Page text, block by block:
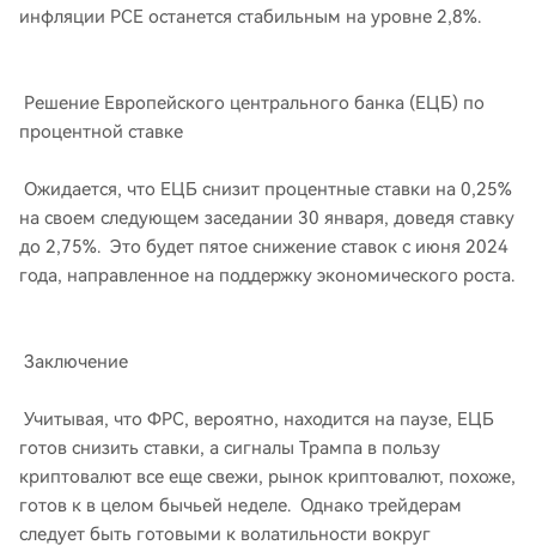
инфляции PCE останется стабильным на уровне 2,8%.
Решение Европейского центрального банка (ЕЦБ) по
процентной ставке
Ожидается, что ЕЦБ снизит процентные ставки на 0,25%
на своем следующем заседании 30 января, доведя ставку
до 2,75%. Это будет пятое снижение ставок с июня 2024
года, направленное на поддержку экономического роста.
Заключение
Учитывая, что ФРС, вероятно, находится на паузе, ЕЦБ
готов снизить ставки, а сигналы Трампа в пользу
криптовалют все еще свежи, рынок криптовалют, похоже,
готов к в целом бычьей неделе. Однако трейдерам
следует быть готовыми к волатильности вокруг